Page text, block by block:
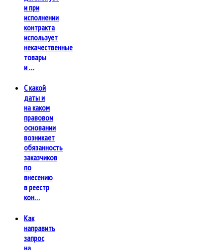
и при
исполнении
контракта
использует
некачественные
товары
и …
С какой
даты и
на каком
правовом
основании
возникает
обязанность
заказчиков
по
внесению
в реестр
кон…
Как
направить
запрос
на